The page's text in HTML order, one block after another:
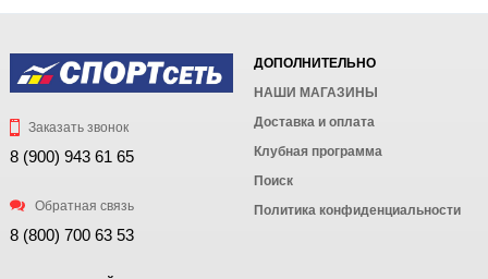
Заказать звонок
8 (900) 943 61 65
Обратная связь
8 (800) 700 63 53
ДОПОЛНИТЕЛЬНО
НАШИ МАГАЗИНЫ
Доставка и оплата
Клубная программа
Поиск
Политика конфиденциальности